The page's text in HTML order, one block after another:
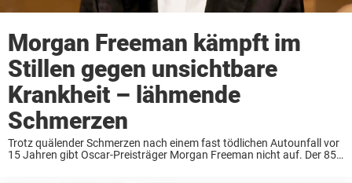
Morgan Freeman kämpft im
Stillen gegen unsichtbare
Krankheit – lähmende
Schmerzen
Trotz quälender Schmerzen nach einem fast tödlichen Autounfall vor
15 Jahren gibt Oscar-Preisträger Morgan Freeman nicht auf. Der 85-